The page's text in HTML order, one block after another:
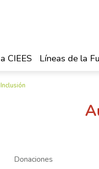
CIEES Líneas de la
Donaciones